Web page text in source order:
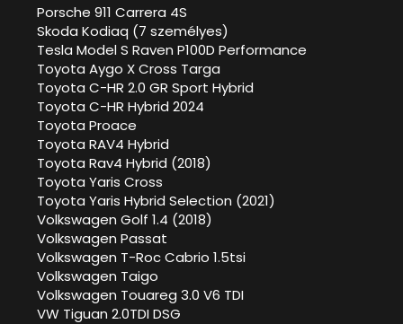
Porsche 911 Carrera 4S
Skoda Kodiaq (7 személyes)
Tesla Model S Raven P100D Performance
Toyota Aygo X Cross Targa
Toyota C-HR 2.0 GR Sport Hybrid
Toyota C-HR Hybrid 2024
Toyota Proace
Toyota RAV4 Hybrid
Toyota Rav4 Hybrid (2018)
Toyota Yaris Cross
Toyota Yaris Hybrid Selection (2021)
Volkswagen Golf 1.4 (2018)
Volkswagen Passat
Volkswagen T-Roc Cabrio 1.5tsi
Volkswagen Taigo
Volkswagen Touareg 3.0 V6 TDI
VW Tiguan 2.0TDI DSG